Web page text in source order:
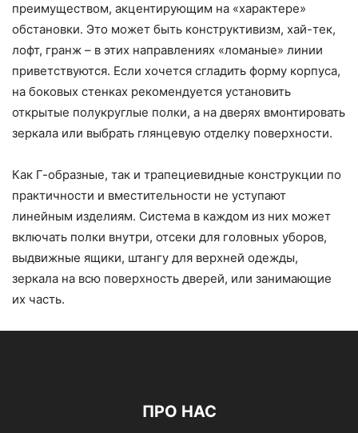
преимуществом, акцентирующим на «характере»
обстановки. Это может быть конструктивизм, хай-тек,
лофт, гранж – в этих направлениях «ломаные» линии
приветствуются. Если хочется сгладить форму корпуса,
на боковых стенках рекомендуется установить
открытые полукруглые полки, а на дверях вмонтировать
зеркала или выбрать глянцевую отделку поверхности.
Как Г-образные, так и трапециевидные конструкции по
практичности и вместительности не уступают
линейным изделиям. Система в каждом из них может
включать полки внутри, отсеки для головных уборов,
выдвижные ящики, штангу для верхней одежды,
зеркала на всю поверхность дверей, или занимающие
их часть.
ПРО НАС